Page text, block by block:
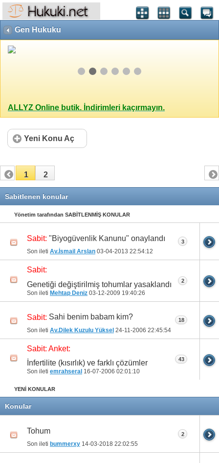
Gen Hukuku
ALLYZ Online butik. İndirimleri kaçırmayın.
Yeni Konu Aç
1 2
Sabitlenen konular
Yönetim tarafından SABİTLENMİŞ KONULAR
Sabit: "Biyogüvenlik Kanunu" onaylandı
Son ileti Av.İsmail Arslan 03-04-2013 22:54:12
3
Sabit:
Genetiği değiştirilmiş tohumlar yasaklandı
Son ileti Mehtap Deniz 03-12-2009 19:40:26
2
Sabit: Sahi benim babam kim?
Son ileti Av.Dilek Kuzulu Yüksel 24-11-2006 22:45:54
18
Sabit: Anket:
İnfertilite (kısırlık) ve farklı çözümler
Son ileti emrahseral 16-07-2006 02:01:10
43
YENİ KONULAR
Konular
Tohum
Son ileti bummerxy 14-03-2018 22:02:55
2